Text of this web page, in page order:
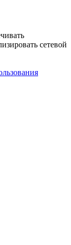
сетевой